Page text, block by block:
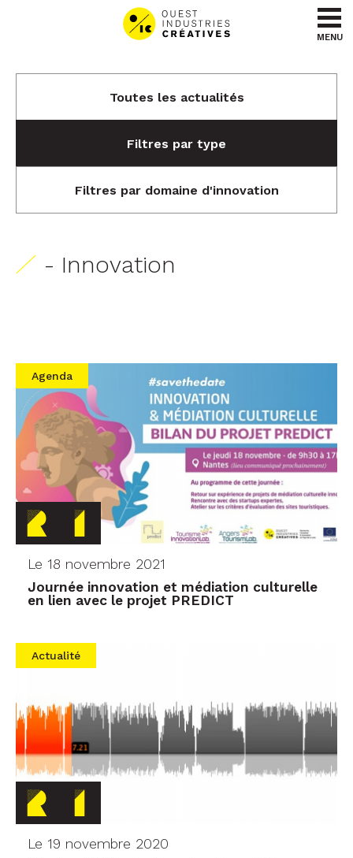
Aller au menu
Aller au contenu
MENU
Toutes les actualités
Filtres par type
Filtres par domaine d'innovation
- Innovation
Agenda
Le 18 novembre 2021
Journée innovation et médiation culturelle
en lien avec le projet PREDICT
Actualité
Le 19 novembre 2020